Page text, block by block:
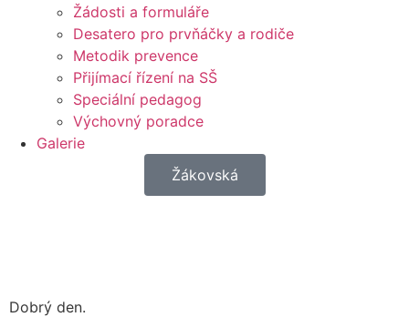
Žádosti a formuláře
Desatero pro prvňáčky a rodiče
Metodik prevence
Přijímací řízení na SŠ
Speciální pedagog
Výchovný poradce
Galerie
Žákovská
Dobrý den.